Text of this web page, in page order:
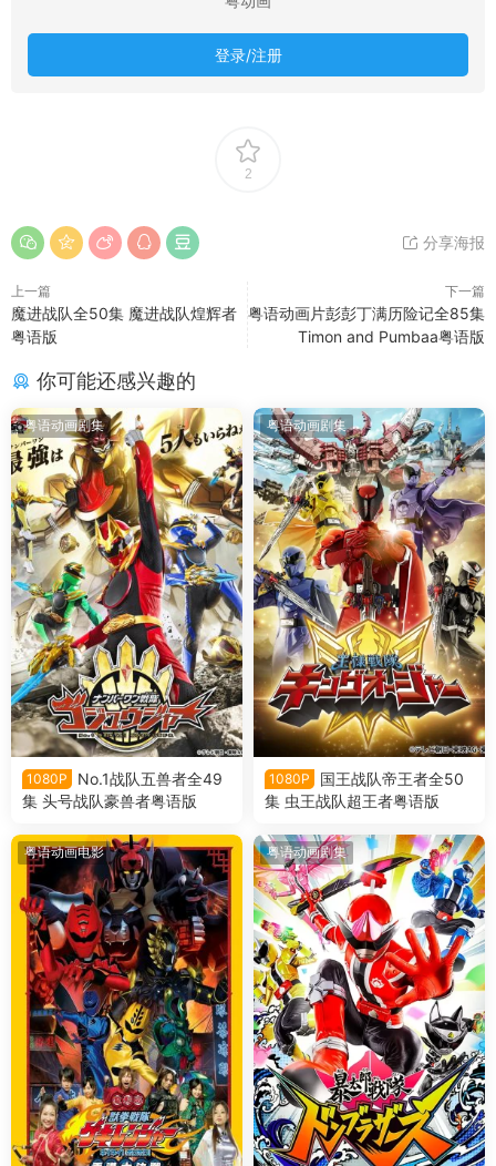
登录/注册
2
分享海报
上一篇
魔进战队全50集 魔进战队煌辉者
粤语版
下一篇
粤语动画片彭彭丁满历险记全85集
Timon and Pumbaa粤语版
你可能还感兴趣的
粤语动画剧集
1080P
No.1战队五兽者全49
集 头号战队豪兽者粤语版
粤语动画剧集
1080P
国王战队帝王者全50
集 虫王战队超王者粤语版
粤语动画电影 粤语动画剧集